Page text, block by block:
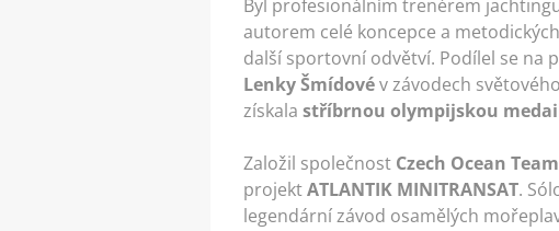
Byl profesionálním trenérem
autorem celé koncepce a
další sportovní odvětví. Podílel se
Lenky Šmídovév závodech
získala stříbrnou olympijskou
Založil společnost Czech Ocean
projektATLANTIK MINITRANSAT.
legendární závod osamělých